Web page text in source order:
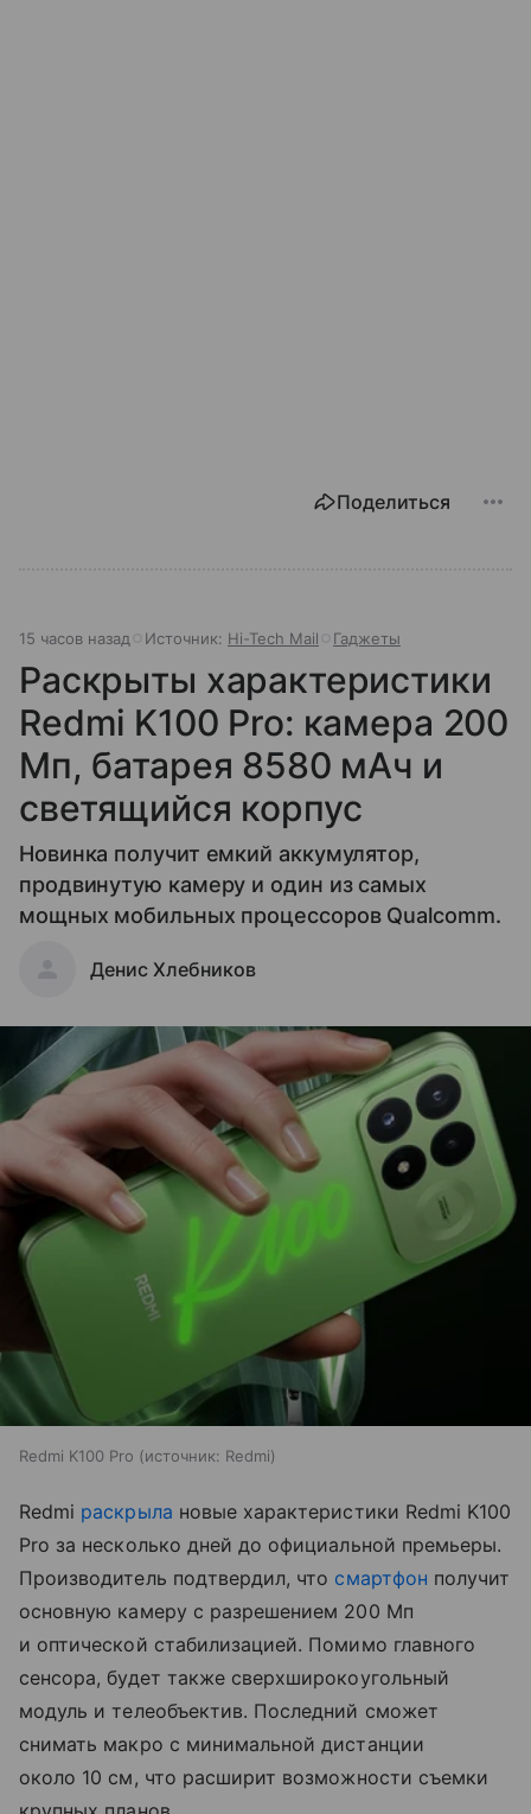
Поделиться
15 часов назад Источник: Hi-Tech Mail Гаджеты
Раскрыты характеристики
Redmi K100 Pro: камера 200
Мп, батарея 8580 мАч и
светящийся корпус
Новинка получит емкий аккумулятор,
продвинутую камеру и один из самых
мощных мобильных процессоров Qualcomm.
Денис Хлебников
Redmi K100 Pro источник: Redmi
Redmi раскрыла новые характеристики Redmi K100
Pro за несколько дней до официальной премьеры.
Производитель подтвердил, что смартфон получит
основную камеру с разрешением 200 Мп
и оптической стабилизацией. Помимо главного
сенсора, будет также сверхширокоугольный
модуль и телеобъектив. Последний сможет
снимать макро с минимальной дистанции
около 10 см, что расширит возможности съемки